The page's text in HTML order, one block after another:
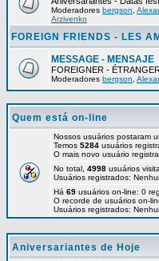
Moderadores bergson
Arzivenko
FOREIGN FRIENDS - LES
MESSAGE - MENSAJE
FOREIGNER -
Moderadores bergson
Quem está on-line
Nossos usuários postaram
Temos 5284 usuários
O mais novo usuário
No total, 4998 usuários
Usuários registrados:
Há 69 usuários on-line: 0
O recorde de usuários on-
Usuários registrados:
Aniversariantes de Hoje